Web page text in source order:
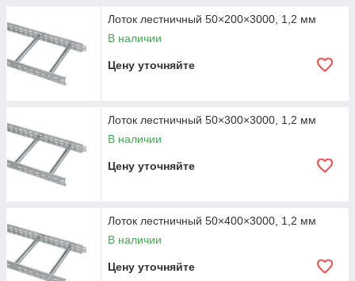
Лоток лестничный 50×200×3000, 1,2 мм
В наличии
Цену уточняйте
Лоток лестничный 50×300×3000, 1,2 мм
В наличии
Цену уточняйте
Лоток лестничный 50×400×3000, 1,2 мм
В наличии
Цену уточняйте